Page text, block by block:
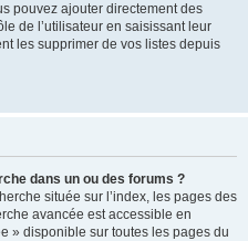
pouvez ajouter directement des
de l’utilisateur en saisissant leur
les supprimer de vos listes depuis
dans un ou des forums ?
située sur l’index, les pages des
avancée est accessible en
» disponible sur toutes les pages du